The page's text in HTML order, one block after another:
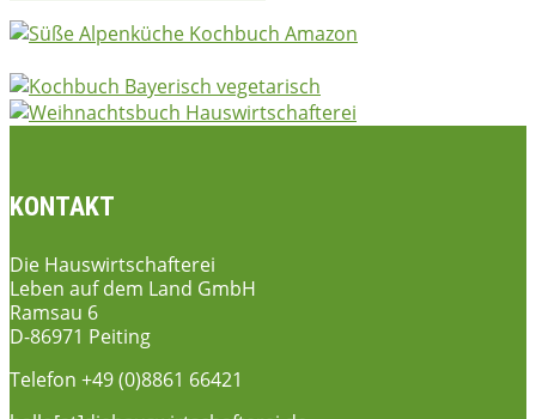
KONTAKT
Die Hauswirtschafterei
Leben auf dem Land GmbH
Ramsau 6
D-86971 Peiting
Telefon +49 (0)8861 66421